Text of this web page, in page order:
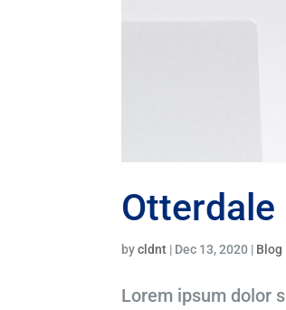
Otterdale
bycldnt | Dec 13, 2020 | Blog
Lorem ipsum dolor